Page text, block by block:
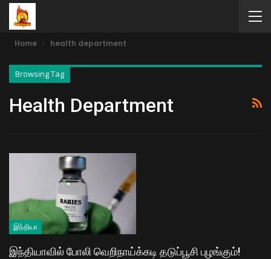
Home health department
Browsing Tag
Health Department
இந்தியா
இந்தியாவில் போலி வெறிநாய்க்கடி தடுப்பூசி புழங்கும்!